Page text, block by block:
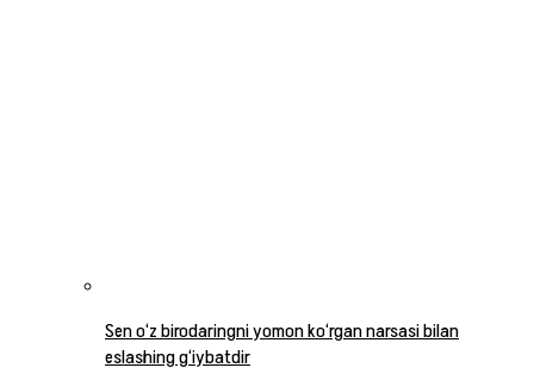
Sen o‘z birodaringni yomon ko‘rgan narsasi bilan
eslashing g‘iybatdir